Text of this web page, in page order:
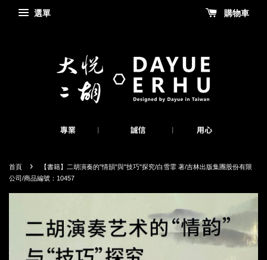
選單 購物車
首頁 ›
【書籍】二胡演奏的"情韻"與"技巧"探究/白雪霏 著/吉林出版集團股份有限
公司/商品編號：10457